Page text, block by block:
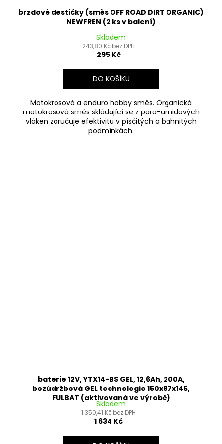
brzdové destičky (směs OFF ROAD DIRT ORGANIC)
NEWFREN (2 ks v balení)
Skladem
243,80 Kč bez DPH
295 Kč
DO KOŠÍKU
Motokrosová a enduro hobby směs. Organická
motokrosová směs skládající se z para-amidových
vláken zaručuje efektivitu v písčitých a bahnitých
podmínkách.
baterie 12V, YTX14-BS GEL, 12,6Ah, 200A,
bezúdržbová GEL technologie 150x87x145,
FULBAT (aktivovaná ve výrobě)
Skladem
1 350,41 Kč bez DPH
1 634 Kč